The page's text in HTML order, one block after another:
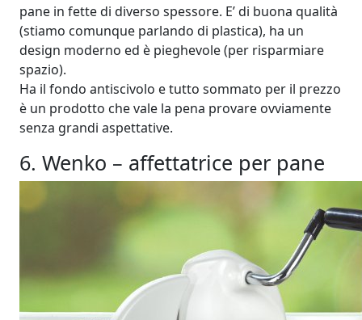
pane in fette di diverso spessore. E’ di buona qualità
(stiamo comunque parlando di plastica), ha un
design moderno ed è pieghevole (per risparmiare
spazio).
Ha il fondo antiscivolo e tutto sommato per il prezzo
è un prodotto che vale la pena provare ovviamente
senza grandi aspettative.
6. Wenko – affettatrice per pane